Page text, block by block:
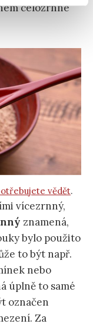
celozrnné
vědět.
vícezrnný,
znamená,
bylo použito
to být např.
nebo
úplně to samé
označen
Za